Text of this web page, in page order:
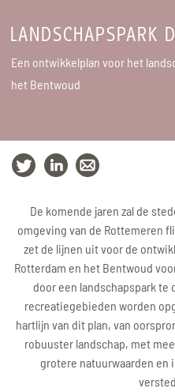
LANDSCHAPSPARK
Een ontwikkelplan voor het
het Bentwoud
De komende jaren zal de
omgeving van de Rottemeren
zet de lijnen uit voor de
Rotterdam en het Bentwoud
door een landschapspark
recreatiegebieden worden
hartlijn van dit plan, van
robuuster landschap, met
grotere natuurwaarden en